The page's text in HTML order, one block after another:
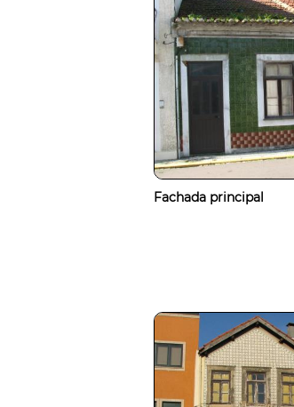
Fachada principal